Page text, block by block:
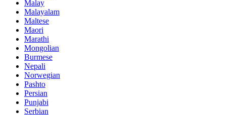
Malay
Malayalam
Maltese
Maori
Marathi
Mongolian
Burmese
Nepali
Norwegian
Pashto
Persian
Punjabi
Serbian